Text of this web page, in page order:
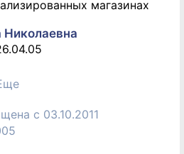
магазинах
c 03.10.2011